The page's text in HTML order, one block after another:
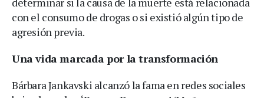
con el consumo de drogas o si existió algún tipo de
agresión previa.
Una vida marcada por la transformación
Bárbara Jankavski alcanzó la fama en redes sociales